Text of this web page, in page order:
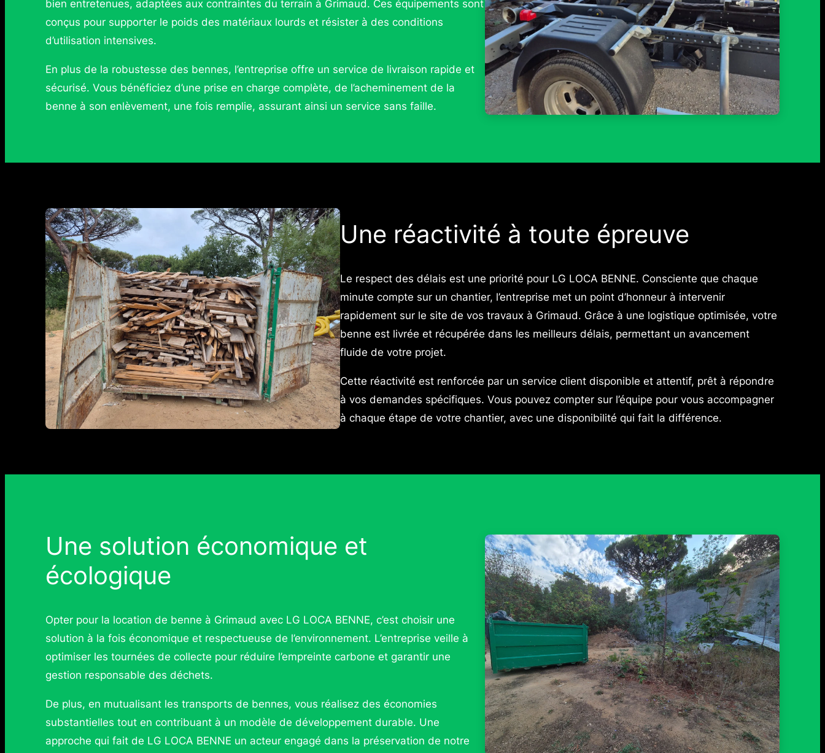
bien entretenues, adaptées aux contraintes du terrain à Grimaud. Ces équipements sont
conçus pour supporter le poids des matériaux lourds et résister à des conditions
d’utilisation intensives.
En plus de la robustesse des bennes, l’entreprise offre un service de livraison rapide et
sécurisé. Vous bénéficiez d’une prise en charge complète, de l’acheminement de la
benne à son enlèvement, une fois remplie, assurant ainsi un service sans faille.
Une réactivité à toute épreuve
Le respect des délais est une priorité pour LG LOCA BENNE. Consciente que chaque
minute compte sur un chantier, l’entreprise met un point d’honneur à intervenir
rapidement sur le site de vos travaux à Grimaud. Grâce à une logistique optimisée, votre
benne est livrée et récupérée dans les meilleurs délais, permettant un avancement
fluide de votre projet.
Cette réactivité est renforcée par un service client disponible et attentif, prêt à répondre
à vos demandes spécifiques. Vous pouvez compter sur l’équipe pour vous accompagner
à chaque étape de votre chantier, avec une disponibilité qui fait la différence.
Une solution économique et
écologique
Opter pour la location de benne à Grimaud avec LG LOCA BENNE, c’est choisir une
solution à la fois économique et respectueuse de l’environnement. L’entreprise veille à
optimiser les tournées de collecte pour réduire l’empreinte carbone et garantir une
gestion responsable des déchets.
De plus, en mutualisant les transports de bennes, vous réalisez des économies
substantielles tout en contribuant à un modèle de développement durable. Une
approche qui fait de LG LOCA BENNE un acteur engagé dans la préservation de notre